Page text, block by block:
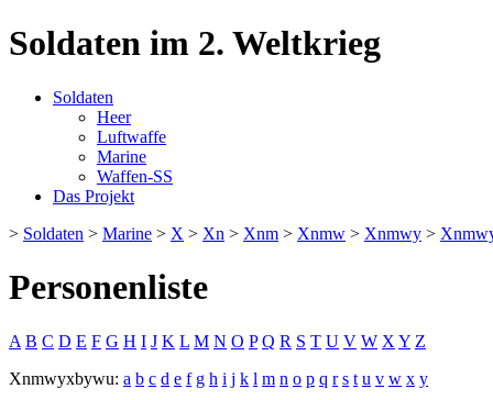
Soldaten im 2. Weltkrieg
Soldaten
Heer
Luftwaffe
Marine
Waffen-SS
Das Projekt
> Soldaten > Marine > X > Xn > Xnm > Xnmw > Xnmwy >
Personenliste
A B C D E F G H I J K L M N O P Q R S T U V W X Y Z
Xnmwyxbywu: a b c d e f g h i j k l m n o p q r s t u v w x y